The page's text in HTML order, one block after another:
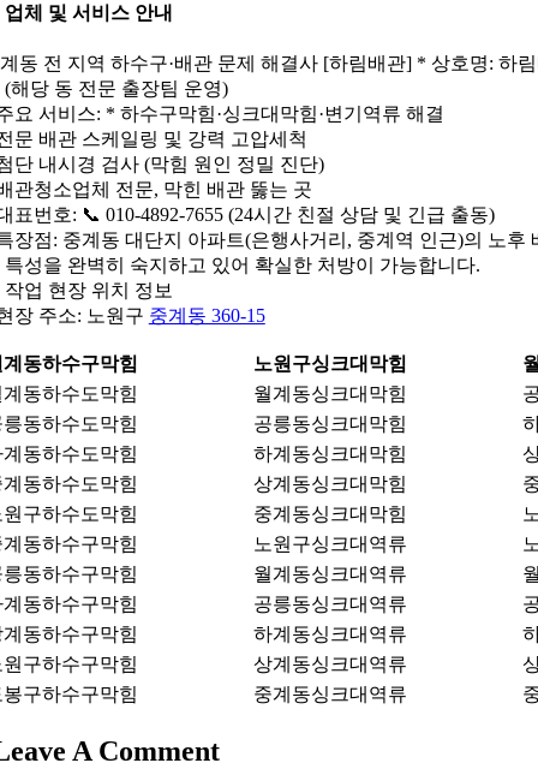
업체 및 서비스 안내
동 전 지역 하수구·배관 문제 해결사 [하림배관] * 상호명: 하
(해당 동 전문 출장팀 운영)
요 서비스: * 하수구막힘·싱크대막힘·변기역류 해결
문 배관 스케일링 및 강력 고압세척
단 내시경 검사 (막힘 원인 정밀 진단)
관청소업체 전문, 막힌 배관 뚫는 곳
표번호: 📞 010-4892-7655 (24시간 친절 상담 및 긴급 출동)
장점: 중계동 대단지 아파트(은행사거리, 중계역 인근)의 노후
특성을 완벽히 숙지하고 있어 확실한 처방이 가능합니다.
작업 현장 위치 정보
장 주소: 노원구 중계동 360-15
동하수구막힘 노원구싱크대막힘
동하수도막힘
월계동싱크대막힘
동하수도막힘
공릉동싱크대막힘
동하수도막힘
하계동싱크대막힘
동하수도막힘
상계동싱크대막힘
구하수도막힘
중계동싱크대막힘
동하수구막힘
노원구싱크대역류
동하수구막힘
월계동싱크대역류
동하수구막힘
공릉동싱크대역류
동하수구막힘
하계동싱크대역류
구하수구막힘
상계동싱크대역류
구하수구막힘
중계동싱크대역류
A Comment